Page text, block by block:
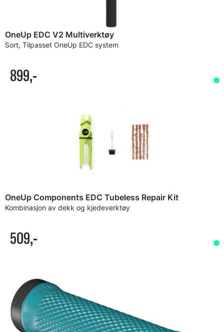
OneUp EDC V2 Multiverktøy
Sort, Tilpasset OneUp EDC system
899,-
OneUp Components EDC Tubeless Repair Kit
Kombinasjon av dekk og kjedeverktøy
509,-